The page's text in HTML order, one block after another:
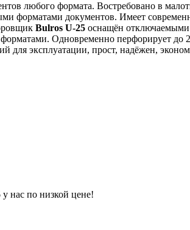
любого формата. Востребовано в
форматами документов. Имеет
Bulros U-25 оснащён
Одновременно перфорирует до
для эксплуатации, прост, надёжен,
нас по низкой цене!